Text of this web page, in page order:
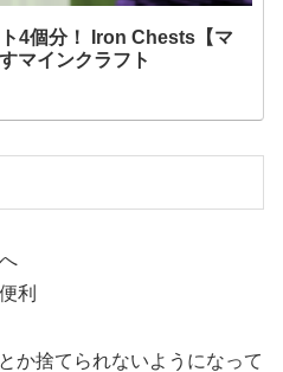
ト4個分！ Iron Chests【マ
マインクラフト
利
か捨てられないようになって